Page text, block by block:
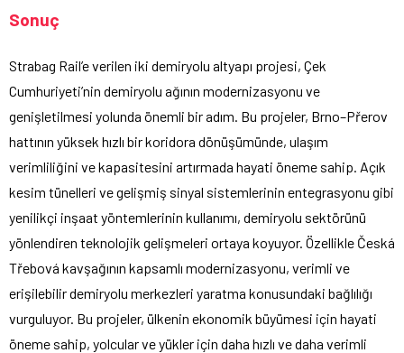
Sonuç
Strabag Rail’e verilen iki demiryolu altyapı projesi, Çek
Cumhuriyeti’nin demiryolu ağının modernizasyonu ve
genişletilmesi yolunda önemli bir adım. Bu projeler, Brno–Přerov
hattının yüksek hızlı bir koridora dönüşümünde, ulaşım
verimliliğini ve kapasitesini artırmada hayati öneme sahip. Açık
kesim tünelleri ve gelişmiş sinyal sistemlerinin entegrasyonu gibi
yenilikçi inşaat yöntemlerinin kullanımı, demiryolu sektörünü
yönlendiren teknolojik gelişmeleri ortaya koyuyor. Özellikle Česká
Třebová kavşağının kapsamlı modernizasyonu, verimli ve
erişilebilir demiryolu merkezleri yaratma konusundaki bağlılığı
vurguluyor. Bu projeler, ülkenin ekonomik büyümesi için hayati
öneme sahip, yolcular ve yükler için daha hızlı ve daha verimli